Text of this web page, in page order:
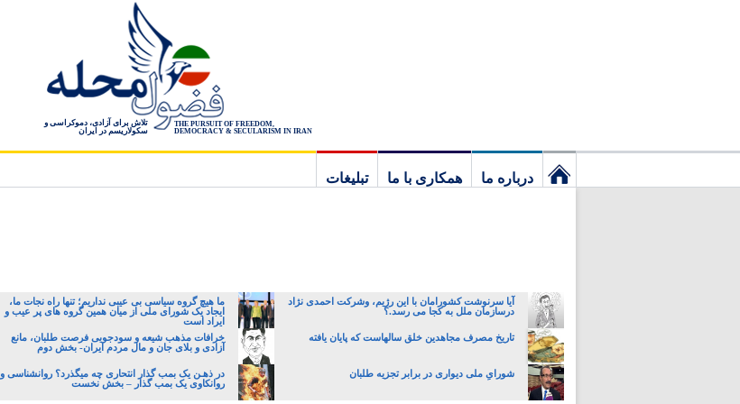
THE PURSUIT OF FREEDOM,
DEMOCRACY & SECULARISM IN IRAN
تلاش برای آزادی، دموکراسی و
سکولاریسم در ایران
درباره ما همکاری با ما
تبلیغات
آیا سرنوشت کشورامان با این رژیم، وشرکت احمدی نژاد
درسازمان ملل به کجا می رسد.؟
ما هیچ گروه سیاسی بی عیبی نداریم؛ تنها راه نجات ما،
ایجاد یک شورای ملی از میان همین گروه های پر عیب و
ایراد است
تاریخ مصرف مجاهدین خلق سالهاست که پایان یافته
خرافات مذهب شیعه و سودجویی فرصت طلبان، مانع
آزادی و بلای جان و مال مردم ایران- بخش دوم
شورایِ ملی دیواری در برابر تجزیه طلبان
در ذهـن یک بمب گذار انتحاری چه میگذرد؟ روانشناسی و
روانکاوی یک بمب گذار – بخش نخست